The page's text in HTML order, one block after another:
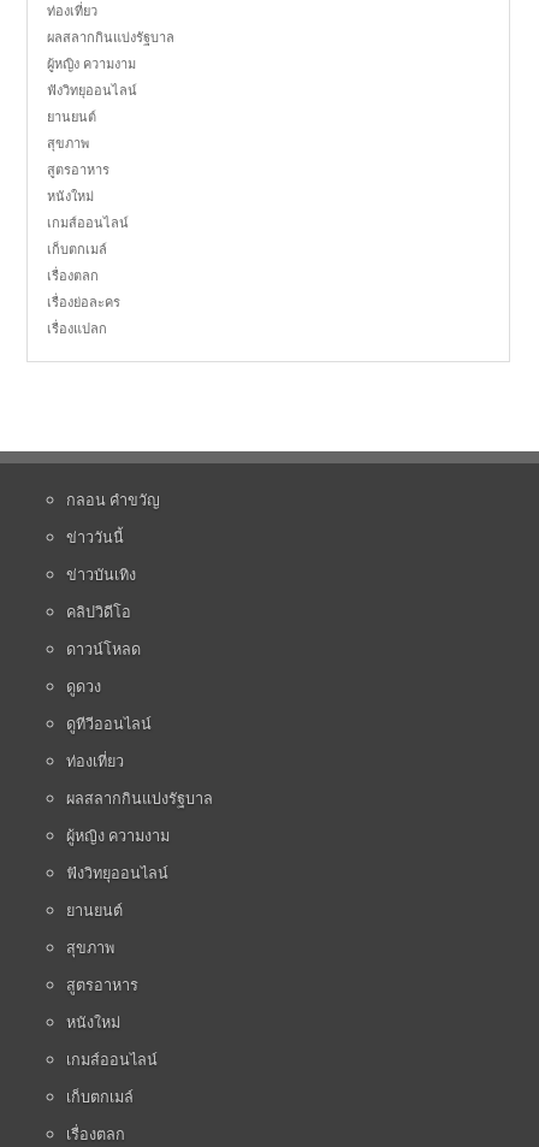
ท่องเที่ยว
ผลสลากกินแบ่งรัฐบาล
ผู้หญิง ความงาม
ฟังวิทยุออนไลน์
ยานยนต์
สุขภาพ
สูตรอาหาร
หนังใหม่
เกมส์ออนไลน์
เก็บตกเมล์
เรื่องตลก
เรื่องย่อละคร
เรื่องแปลก
กลอน คำขวัญ
ข่าววันนี้
ข่าวบันเทิง
คลิปวิดีโอ
ดาวน์โหลด
ดูดวง
ดูทีวีออนไลน์
ท่องเที่ยว
ผลสลากกินแบ่งรัฐบาล
ผู้หญิง ความงาม
ฟังวิทยุออนไลน์
ยานยนต์
สุขภาพ
สูตรอาหาร
หนังใหม่
เกมส์ออนไลน์
เก็บตกเมล์
เรื่องตลก